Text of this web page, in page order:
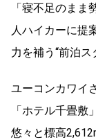
「寝不足のま
人ハイカーに提
力を補う“前泊ス
ユーコンカワイ
「ホテル千畳敷
悠々と標高